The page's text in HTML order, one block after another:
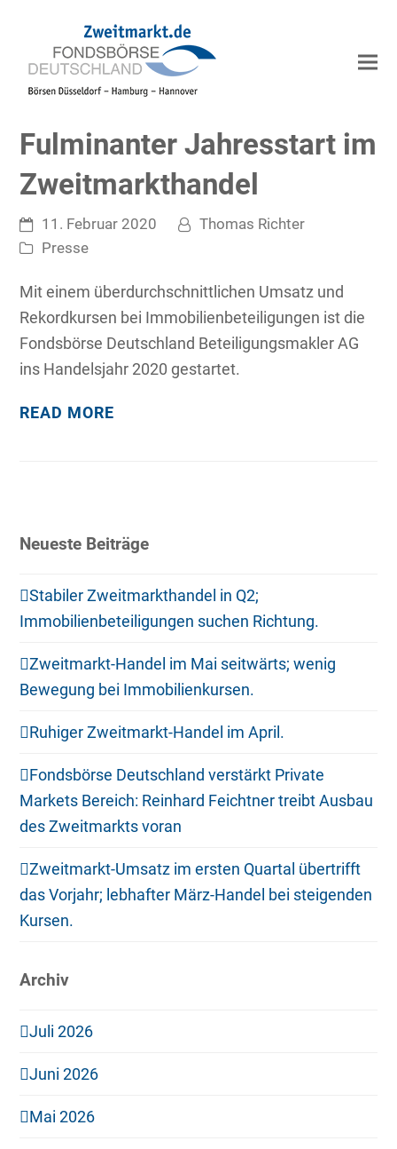
Fulminanter Jahresstart im
Zweitmarkthandel
11. Februar 2020
Thomas Richter
Presse
Mit einem überdurchschnittlichen Umsatz und
Rekordkursen bei Immobilienbeteiligungen ist die
Fondsbörse Deutschland Beteiligungsmakler AG
ins Handelsjahr 2020 gestartet.
READ MORE
Neueste Beiträge
Stabiler Zweitmarkthandel in Q2;
Immobilienbeteiligungen suchen Richtung.
Zweitmarkt-Handel im Mai seitwärts; wenig
Bewegung bei Immobilienkursen.
Ruhiger Zweitmarkt-Handel im April.
Fondsbörse Deutschland verstärkt Private
Markets Bereich: Reinhard Feichtner treibt Ausbau
des Zweitmarkts voran
Zweitmarkt-Umsatz im ersten Quartal übertrifft
das Vorjahr; lebhafter März-Handel bei steigenden
Kursen.
Archiv
Juli 2026
Juni 2026
Mai 2026